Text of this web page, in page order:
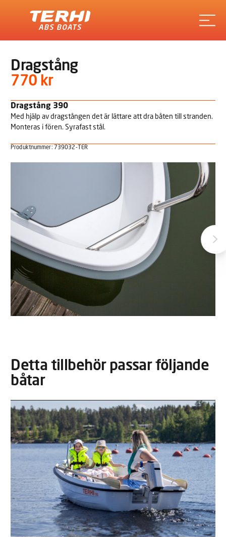
Dragstång
770 kr
Dragstång 390
Med hjälp av dragstången det är lättare att dra båten till stranden.
Monteras i fören. Syrafast stål.
Produktnummer: 739032-TER
Detta tillbehör passar följande
båtar